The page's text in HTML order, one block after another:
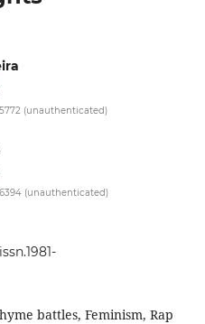
(unauthenticated)
(unauthenticated)
battles, Feminism, Rap